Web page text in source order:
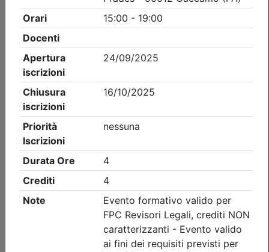
Dettagli evento
Gratuito
Ordine dei Dottori Commercialisti e degli Esperti Contabili
di Palermo
La riscossione come leva strategica
per gli enti locali
Non caratterizzanti REL